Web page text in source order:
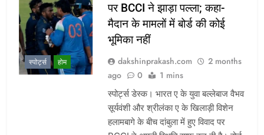
स्पोर्ट्स होम
पर BCCI ने झाड़ा पल्ला; कहा-
मैदान के मामलों में बोर्ड की कोई
भूमिका नहीं
dakshinprakash.com
2 months
ago
0 1 mins
स्पोर्ट्स डेस्क। भारत ए के युवा बल्लेबाज वैभव
सूर्यवंशी और श्रीलंका ए के खिलाड़ी विशेन
हलामबागे के बीच दांबुला में हुए विवाद पर